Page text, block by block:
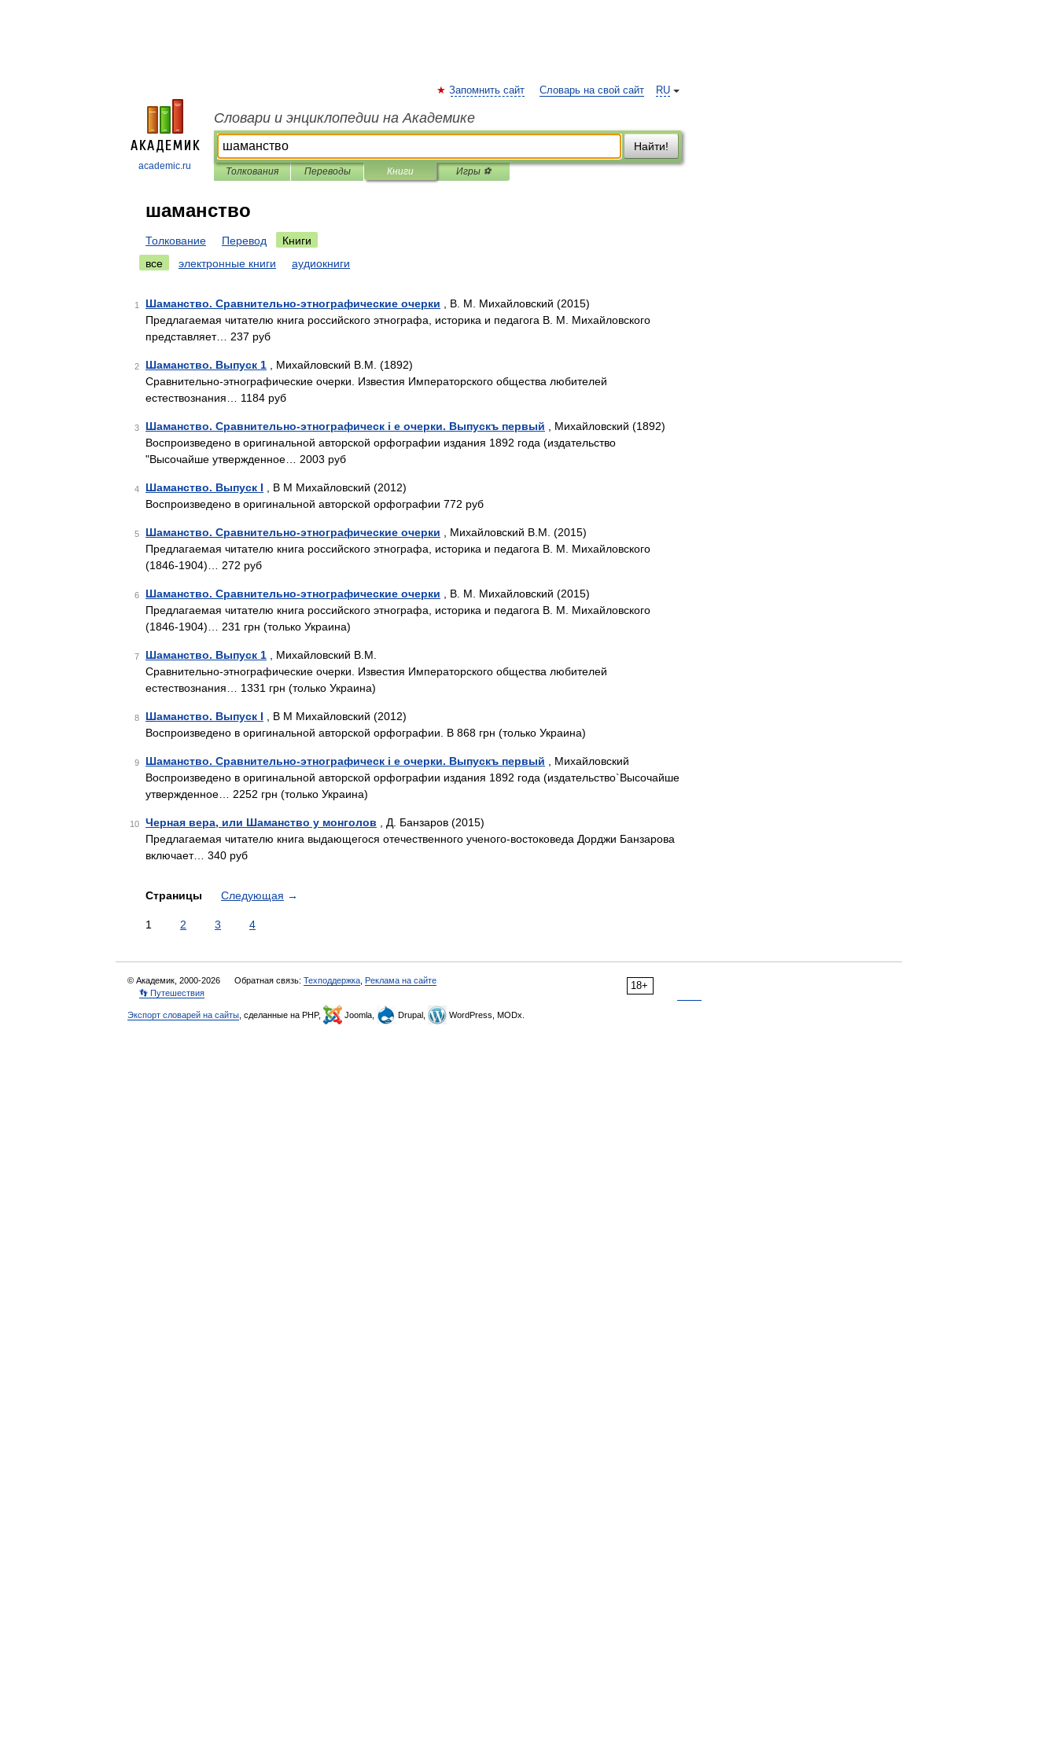
academic.ru
RU
Запомнить сайт Словарь на свой сайт
Словари и энциклопедии на Академике
Найти!
Толкования Переводы Книги Игры ⚽
шаманство
Толкование Перевод
Книги
все
электронные книги аудиокниги
1 Шаманство. Сравнительно-этнографические очерки , В. М. Михайловский (2015)
Предлагаемая читателю книга российского этнографа, историка и педагога В. М. Михайловского
представляет… 237 руб
2 Шаманство. Выпуск 1 , Михайловский В.М. (1892)
Сравнительно-этнографические очерки. Известия Императорского общества любителей
естествознания… 1184 руб
3 Шаманство. Сравнительно-этнографическ i е очерки. Выпускъ первый , Михайловский (1892)
Воспроизведено в оригинальной авторской орфографии издания 1892 года (издательство
"Высочайше утвержденное… 2003 руб
4 Шаманство. Выпуск I , В М Михайловский (2012)
Воспроизведено в оригинальной авторской орфографии 772 руб
5 Шаманство. Сравнительно-этнографические очерки , Михайловский В.М. (2015)
Предлагаемая читателю книга российского этнографа, историка и педагога В. М. Михайловского
(1846-1904)… 272 руб
6 Шаманство. Сравнительно-этнографические очерки , В. М. Михайловский (2015)
Предлагаемая читателю книга российского этнографа, историка и педагога В. М. Михайловского
(1846-1904)… 231 грн (только Украина)
7 Шаманство. Выпуск 1 , Михайловский В.М.
Сравнительно-этнографические очерки. Известия Императорского общества любителей
естествознания… 1331 грн (только Украина)
8 Шаманство. Выпуск I , В М Михайловский (2012)
Воспроизведено в оригинальной авторской орфографии. В 868 грн (только Украина)
9 Шаманство. Сравнительно-этнографическ i е очерки. Выпускъ первый , Михайловский
Воспроизведено в оригинальной авторской орфографии издания 1892 года (издательство`Высочайше
утвержденное… 2252 грн (только Украина)
10 Черная вера, или Шаманство у монголов , Д. Банзаров (2015)
Предлагаемая читателю книга выдающегося отечественного ученого-востоковеда Дорджи Банзарова
включает… 340 руб
Страницы Следующая →
1 2 3 4
18+
© Академик, 2000-2026 Обратная связь: Техподдержка Реклама на сайте
👣 Путешествия
Экспорт словарей на сайты , сделанные на PHP, Joomla, Drupal, WordPress, MODx.